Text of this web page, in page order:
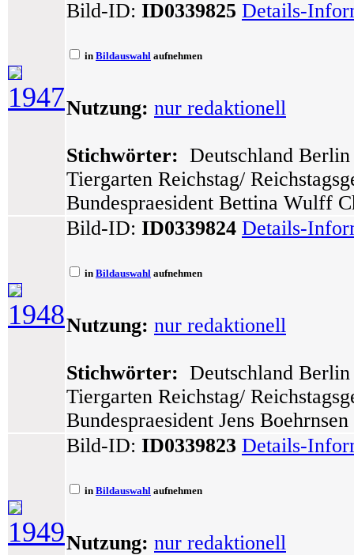
1947
Bild-ID: ID0339825 Details-
in Bildauswahl aufnehmen
Nutzung: nur redaktionell
Stichwörter: Deutschland
Tiergarten Reichstag/
Bundespraesident Bettina Wulff
1948
Bild-ID: ID0339824 Details-
in Bildauswahl aufnehmen
Nutzung: nur redaktionell
Stichwörter: Deutschland
Tiergarten Reichstag/
Bundespraesident Jens Boehrnsen
1949
Bild-ID: ID0339823 Details-
in Bildauswahl aufnehmen
Nutzung: nur redaktionell